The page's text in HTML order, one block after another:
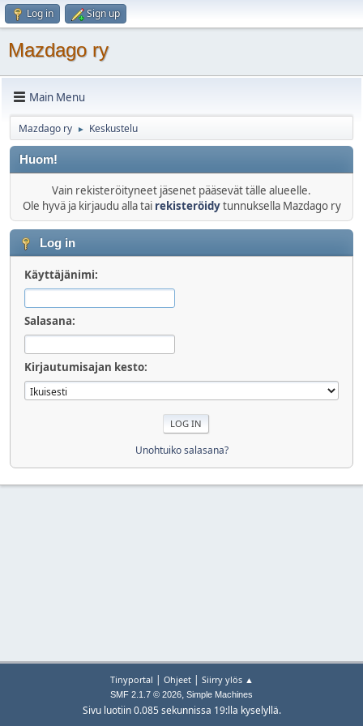
Log in Sign up
Mazdago ry
Main Menu
Mazdago ry ► Keskustelu
Huom!
Vain rekisteröityneet jäsenet pääsevät tälle alueelle.
Ole hyvä ja kirjaudu alla tai rekisteröidytunnuksella Mazdago ry
Log in
Käyttäjänimi:
Salasana:
Kirjautumisajan kesto:
Unohtuiko salasana?
Tinyportal | Ohjeet| Siirry ylös ▲
SMF 2.1.7 © 2026, Simple Machines
Sivu luotiin 0.085 sekunnissa 19:lla kyselyllä.